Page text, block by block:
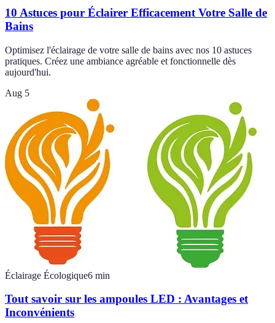
10 Astuces pour Éclairer Efficacement Votre Salle de
Bains
Optimisez l'éclairage de votre salle de bains avec nos 10 astuces
pratiques. Créez une ambiance agréable et fonctionnelle dès
aujourd'hui.
Aug 5
Éclairage Écologique6 min
Tout savoir sur les ampoules LED : Avantages et
Inconvénients